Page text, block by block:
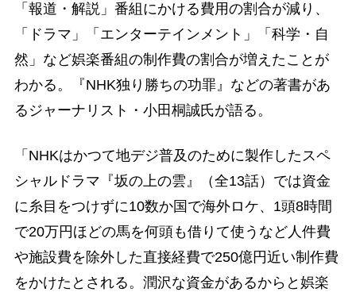
「報道・解説」番組にかける費用の割合が減り、
「ドラマ」「エンターテインメント」「科学・自
然」など娯楽番組の制作費の割合が増えたことが
わかる。『NHK独り勝ちの功罪』などの著書があ
るジャーナリスト・小田桐誠氏が語る。
「NHKはかつて地デジ普及のために製作したスペ
シャルドラマ『坂の上の雲』（全13話）では資金
に糸目をつけずに10数か国で海外ロケ、1頭8時間
で20万円ほどの馬を何頭も借りて使うなど人件費
や施設費を除外した直接経費で250億円近い制作費
をかけたとされる。潤沢な資金があるからと娯楽